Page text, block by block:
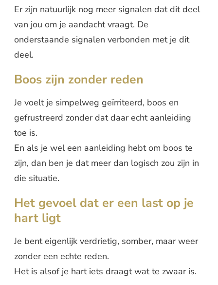
Er zijn natuurlijk nog meer signalen dat dit deel
van jou om je aandacht vraagt. De
onderstaande signalen verbonden met je dit
deel.
Boos zijn zonder reden
Je voelt je simpelweg geïrriteerd, boos en
gefrustreerd zonder dat daar echt aanleiding
toe is.
En als je wel een aanleiding hebt om boos te
zijn, dan ben je dat meer dan logisch zou zijn in
die situatie.
Het gevoel dat er een last op je
hart ligt
Je bent eigenlijk verdrietig, somber, maar weer
zonder een echte reden.
Het is alsof je hart iets draagt wat te zwaar is.